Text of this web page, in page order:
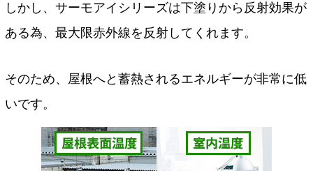
しかし、サーモアイシリーズは下塗りから反射効果が
ある為、最大限赤外線を反射してくれます。
そのため、屋根へと蓄熱されるエネルギーが非常に低
いです。